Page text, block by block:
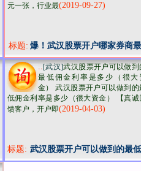
元一张，行业最(2019-09-27)
标题: 爆！武汉股票开户哪家券商最
好！语出惊人，这加券商竟然
可以给这么低的佣金
..[武汉]武汉股票开户可以做到
最低佣金利率是多少（很大
金） 武汉股票开户可以做到的
低佣金利率是多少（很大资金） 【真诚
馈客户，开户即(2019-04-03)
标题: 武汉股票开户可以做到的最低
佣金利率是多少（很大资金）